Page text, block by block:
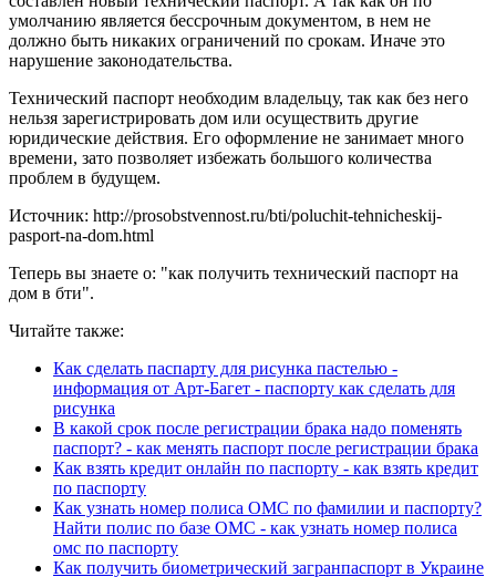
умолчанию является бессрочным документом, в нем не
должно быть никаких ограничений по срокам. Иначе это
нарушение законодательства.
Технический паспорт необходим владельцу, так как без него
нельзя зарегистрировать дом или осуществить другие
юридические действия. Его оформление не занимает много
времени, зато позволяет избежать большого количества
проблем в будущем.
Источник: http://prosobstvennost.ru/bti/poluchit-tehnicheskij-
pasport-na-dom.html
Теперь вы знаете о: "как получить технический паспорт на
дом в бти".
Читайте также:
Как сделать паспарту для рисунка пастелью -
информация от Арт-Багет - паспорту как сделать для
рисунка
В какой срок после регистрации брака надо поменять
паспорт? - как менять паспорт после регистрации брака
Как взять кредит онлайн по паспорту - как взять кредит
по паспорту
Как узнать номер полиса ОМС по фамилии и паспорту?
Найти полис по базе ОМС - как узнать номер полиса
омс по паспорту
Как получить биометрический загранпаспорт в Украине